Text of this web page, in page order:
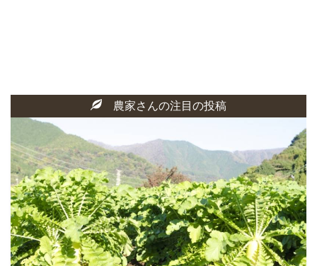
農家さんの注目の投稿